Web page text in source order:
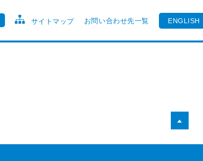
サイトマップ お問い合わせ先一覧 ENGLISH